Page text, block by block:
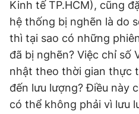
Kinh tế TP.HCM), cũng
hệ thống bị nghẽn là do
thì tại sao có những
đã bị nghẽn? Việc chỉ số
nhật theo thời gian thực
đến lưu lượng? Điều này
có thể không phải vì lưu